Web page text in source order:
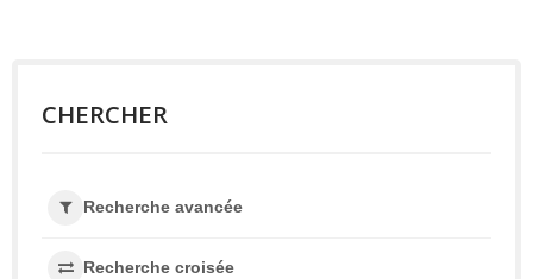
CHERCHER
Recherche avancée
Recherche croisée